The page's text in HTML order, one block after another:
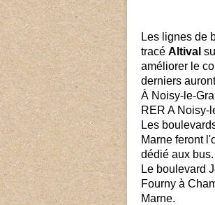
Les lignes de
tracé Altival
améliorer le
derniers
À Noisy-le-
RER A Noisy-
Les
Marne feront
dédié aux bus.
Le boulevard
Fourny à
Marne.